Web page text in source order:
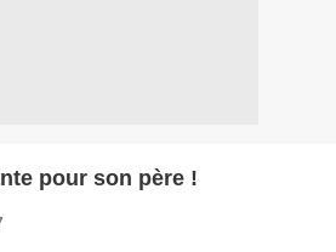
pour son père !